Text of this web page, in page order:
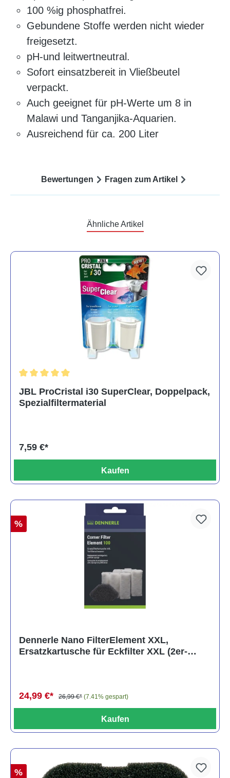
100 %ig phosphatfrei.
Gebundene Stoffe werden nicht wieder
freigesetzt.
pH-und leitwertneutral.
Sofort einsatzbereit in Vließbeutel
verpackt.
Auch geeignet für pH-Werte um 8 in
Malawi und Tanganjika-Aquarien.
Ausreichend für ca. 200 Liter
Bewertungen Fragen zum Artikel
Ähnliche Artikel
JBL ProCristal i30 SuperClear, Doppelpack,
Spezialfiltermaterial
7,59 €*
Kaufen
%
Dennerle Nano FilterElement XXL,
Ersatzkartusche für Eckfilter XXL (2er-
24,99 €* 26,99 €* (7.41% gespart)
Kaufen
%